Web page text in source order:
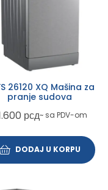
26120 XQ Mašina za
pranje sudova
рсд~ sa PDV-om
DODAJ U KORPU